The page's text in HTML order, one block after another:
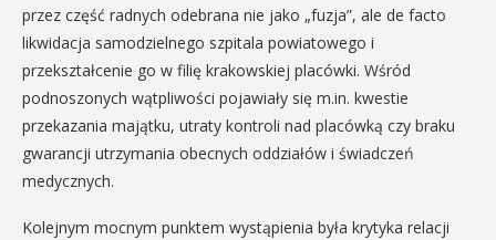
przez część radnych odebrana nie jako „fuzja”, ale de facto
likwidacja samodzielnego szpitala powiatowego i
przekształcenie go w filię krakowskiej placówki. Wśród
podnoszonych wątpliwości pojawiały się m.in. kwestie
przekazania majątku, utraty kontroli nad placówką czy braku
gwarancji utrzymania obecnych oddziałów i świadczeń
medycznych.
Kolejnym mocnym punktem wystąpienia była krytyka relacji